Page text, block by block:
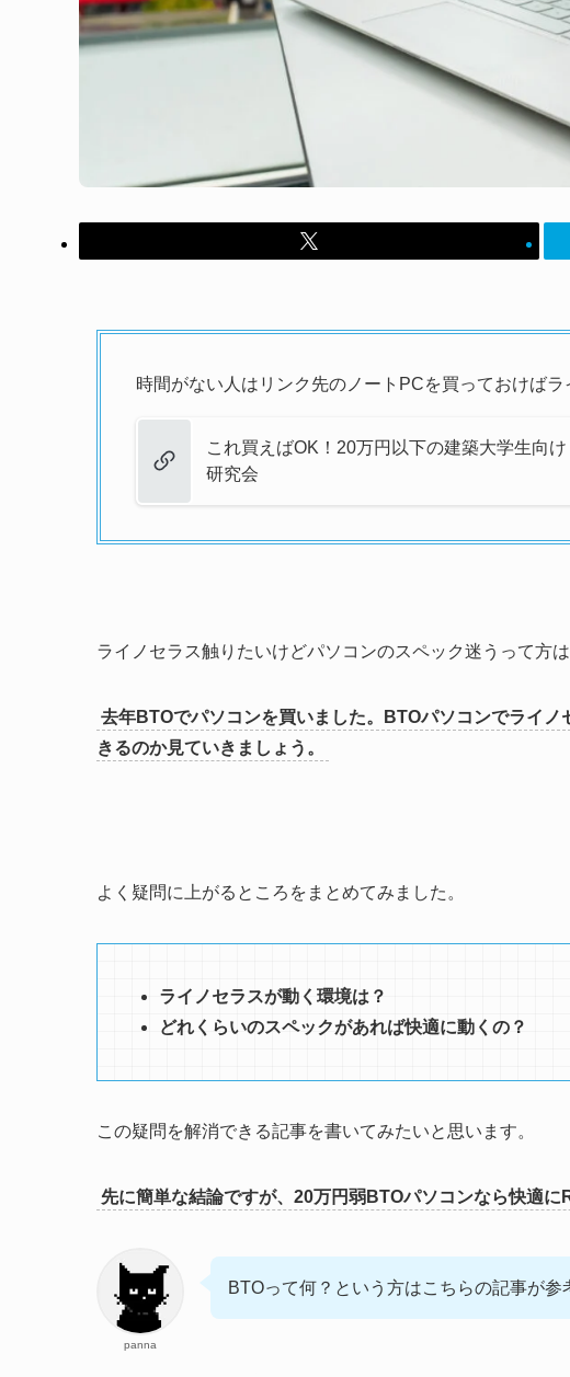
時間がない人はリンク先のノートPCを買っておけばラ
これ買えばOK！20万円以下の建築大学生向
研究会
ライノセラス触りたいけどパソコンのスペック迷うって方は
去年BTOでパソコンを買いました。BTOパソコンでライ
きるのか見ていきましょう。
よく疑問に上がるところをまとめてみました。
ライノセラスが動く環境は？
どれくらいのスペックがあれば快適に動くの？
この疑問を解消できる記事を書いてみたいと思います。
先に簡単な結論ですが、20万円弱BTOパソコンなら快適
panna
BTOって何？という方はこちらの記事が参